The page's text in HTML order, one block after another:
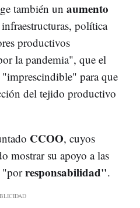
también un aumento
política
productivos
la pandemia", que el
para que
del tejido productivo
CCOO, cuyos
mostrar su apoyo a las
"porresponsabilidad".